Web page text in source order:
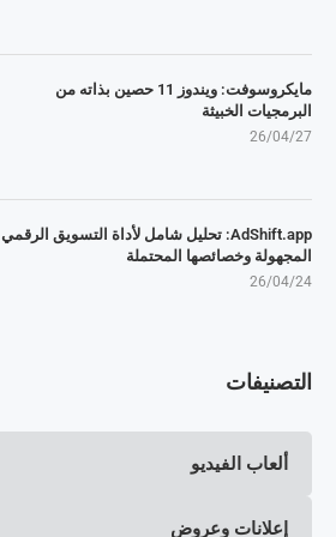
مايكروسوفت: ويندوز 11 حصين بذاته من
البرمجيات الخبيثة
26/04/27
AdShift.app: تحليل شامل لأداة التسويق الرقمي
المجهولة وخصائصها المحتملة
26/04/24
التصنيفات
ألعاب الفيديو
إعلانات وعروض